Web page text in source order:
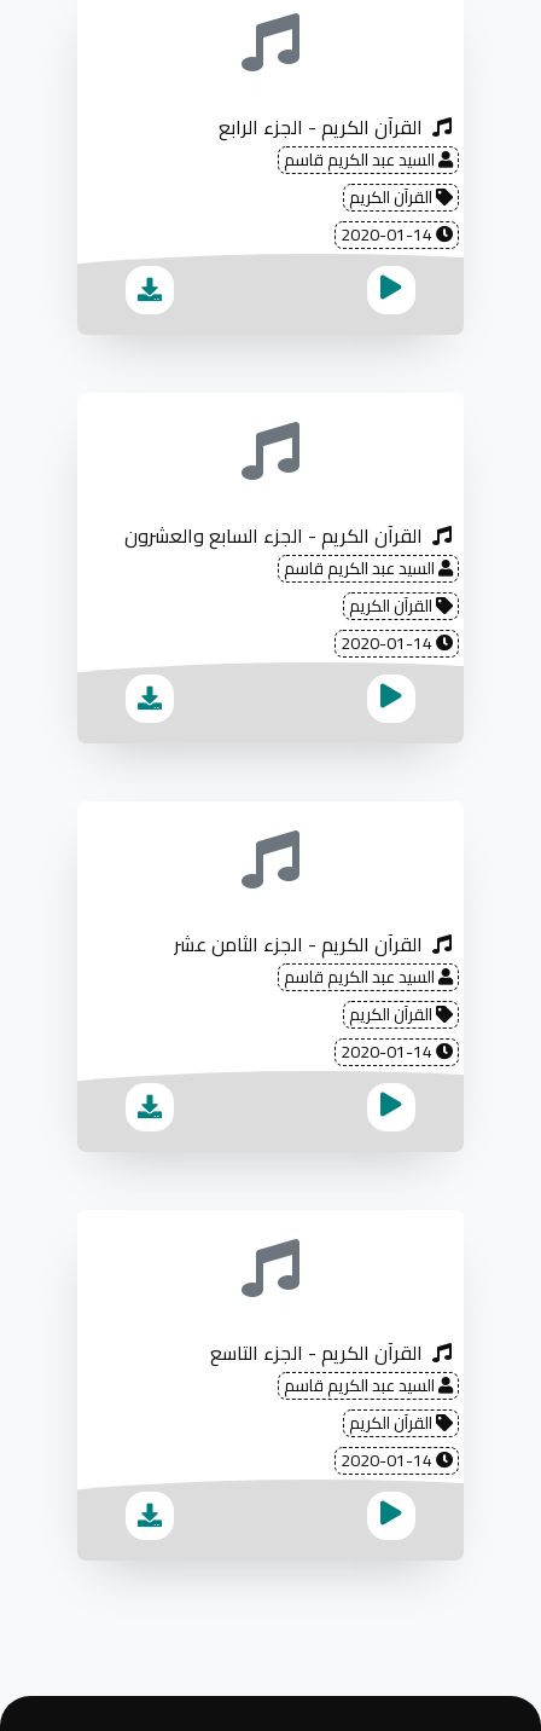
القرآن الكريم - الجزء الرابع
السيد عبد الكريم قاسم
القرآن الكريم
القرآن الكريم - الجزء السابع والعشرون
السيد عبد الكريم قاسم
القرآن الكريم
القرآن الكريم - الجزء الثامن عشر
السيد عبد الكريم قاسم
القرآن الكريم
القرآن الكريم - الجزء التاسع
السيد عبد الكريم قاسم
القرآن الكريم